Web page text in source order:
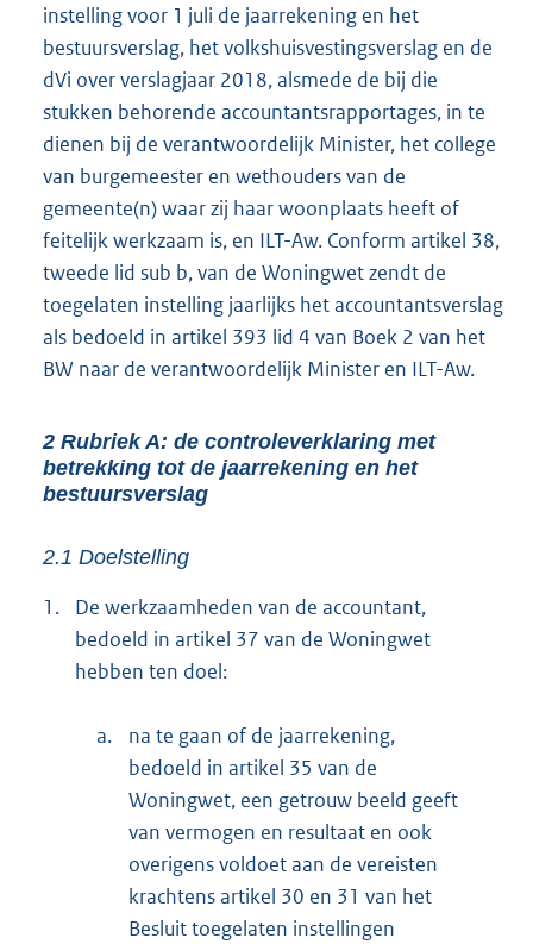
instelling voor 1 juli de jaarrekening en het
bestuursverslag, het volkshuisvestingsverslag en de
dVi over verslagjaar 2018, alsmede de bij die
stukken behorende accountantsrapportages, in te
dienen bij de verantwoordelijk Minister, het college
van burgemeester en wethouders van de
gemeente(n) waar zij haar woonplaats heeft of
feitelijk werkzaam is, en ILT-Aw. Conform artikel 38,
tweede lid sub b, van de Woningwet zendt de
toegelaten instelling jaarlijks het accountantsverslag
als bedoeld in artikel 393 lid 4 van Boek 2 van het
BW naar de verantwoordelijk Minister en ILT-Aw.
2 Rubriek A: de controleverklaring met
betrekking tot de jaarrekening en het
bestuursverslag
2.1 Doelstelling
1.
De werkzaamheden van de accountant,
bedoeld in artikel 37 van de Woningwet
hebben ten doel:
a.
na te gaan of de jaarrekening,
bedoeld in artikel 35 van de
Woningwet, een getrouw beeld geeft
van vermogen en resultaat en ook
overigens voldoet aan de vereisten
krachtens artikel 30 en 31 van het
Besluit toegelaten instellingen